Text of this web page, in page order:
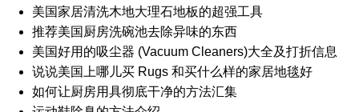
美国家居清洗木地大理石地板的超强工具
推荐美国厨房洗碗池去除异味的东西
美国好用的吸尘器 (Vacuum Cleaners)大全及打折信息
说说美国上哪儿买 Rugs 和买什么样的家居地毯好
如何让厨房用具彻底干净的方法汇集